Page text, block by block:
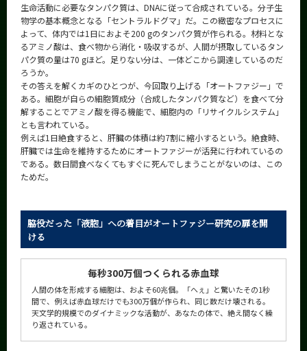
生命活動に必要なタンパク質は、DNAに従って合成されている。分子生
物学の基本概念となる「セントラルドグマ」だ。この緻密なプロセスに
よって、体内では1日におよそ200 gのタンパク質が作られる。材料とな
るアミノ酸は、食べ物から消化・吸収するが、人間が摂取しているタン
パク質の量は70 gほど。足りない分は、一体どこから調達しているのだ
ろうか。
その答えを解くカギのひとつが、今回取り上げる「オートファジー」で
ある。細胞が自らの細胞質成分（合成したタンパク質など）を食べて分
解することでアミノ酸を得る機能で、細胞内の「リサイクルシステム」
とも言われている。
例えば1日絶食すると、肝臓の体積は約7割に縮小するという。絶食時、
肝臓では生命を維持するためにオートファジーが活発に行われているの
である。数日間食べなくてもすぐに死んでしまうことがないのは、この
ためだ。
脇役だった「液胞」への着目がオートファジー研究の扉を開
ける
毎秒300万個つくられる赤血球
人間の体を形成する細胞は、およそ60兆個。「へぇ」と驚いたその1秒
間で、例えば赤血球だけでも300万個が作られ、同じ数だけ壊される。
天文学的規模でのダイナミックな活動が、あなたの体で、絶え間なく繰
り返されている。